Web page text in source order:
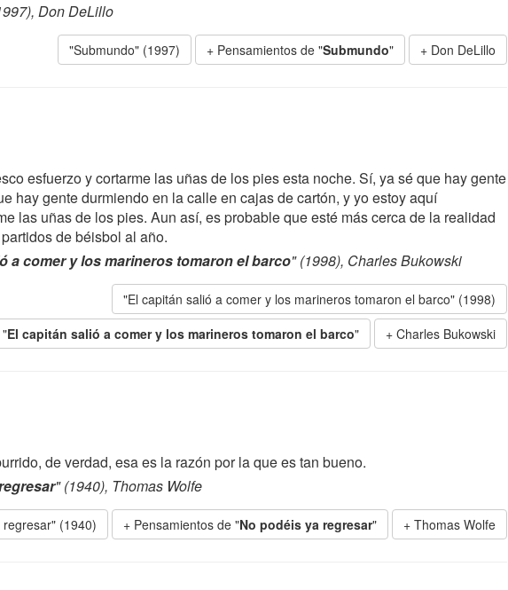
Don DeLillo
"Submundo" (1997) + Pensamientos de "Submundo" Don DeLillo
esfuerzo y cortarme las uñas de los pies esta noche. Sí, ya sé que hay gente
hay gente durmiendo en la calle en cajas de cartón, y yo estoy aquí
las uñas de los pies. Aun así, es probable que esté más cerca de la realidad
de béisbol al año.
a comer y los marineros tomaron el barco" (1998), Charles Bukowski
"El capitán salió a comer y los marineros tomaron el barco" (1998)
El capitán salió a comer y los marineros tomaron el barco" Charles Bukowski
de verdad, esa es la razón por la que es tan bueno.
" (1940), Thomas Wolfe
(1940) + Pensamientos de "No podéis ya regresar" Thomas Wolfe